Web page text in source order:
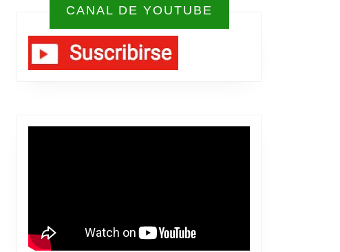
CANAL DE YOUTUBE